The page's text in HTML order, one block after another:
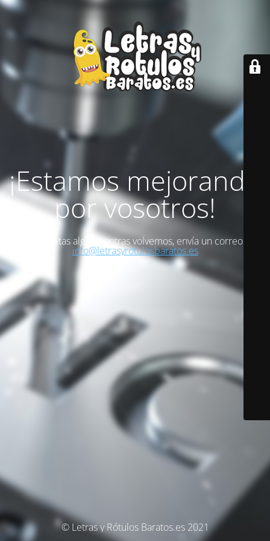
¡Estamos mejorando
por vosotros!
Si necesitas algo mientras volvemos, envía un correo a
info@letrasyrotulosbaratos.es
© Letras y Rótulos Baratos.es 2021